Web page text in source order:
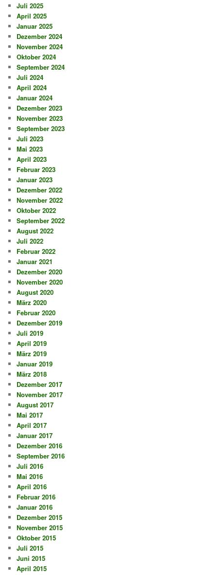
Juli 2025
April 2025
Januar 2025
Dezember 2024
November 2024
Oktober 2024
September 2024
Juli 2024
April 2024
Januar 2024
Dezember 2023
November 2023
September 2023
Juli 2023
Mai 2023
April 2023
Februar 2023
Januar 2023
Dezember 2022
November 2022
Oktober 2022
September 2022
August 2022
Juli 2022
Februar 2022
Januar 2021
Dezember 2020
November 2020
August 2020
März 2020
Februar 2020
Dezember 2019
Juli 2019
April 2019
März 2019
Januar 2019
März 2018
Dezember 2017
November 2017
August 2017
Mai 2017
April 2017
Januar 2017
Dezember 2016
September 2016
Juli 2016
Mai 2016
April 2016
Februar 2016
Januar 2016
Dezember 2015
November 2015
Oktober 2015
Juli 2015
Juni 2015
April 2015